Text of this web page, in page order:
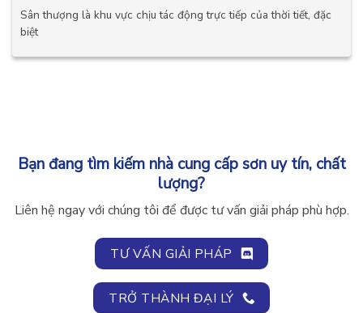
Sân thượng là khu vực chịu tác động trực tiếp của thời tiết, đặc
biệt
Bạn đang tìm kiếm nhà cung cấp sơn uy tín, chất
lượng?
Liên hệ ngay với chúng tôi để được tư vấn giải pháp phù hợp.
TƯ VẤN GIẢI PHÁP
TRỞ THÀNH ĐẠI LÝ